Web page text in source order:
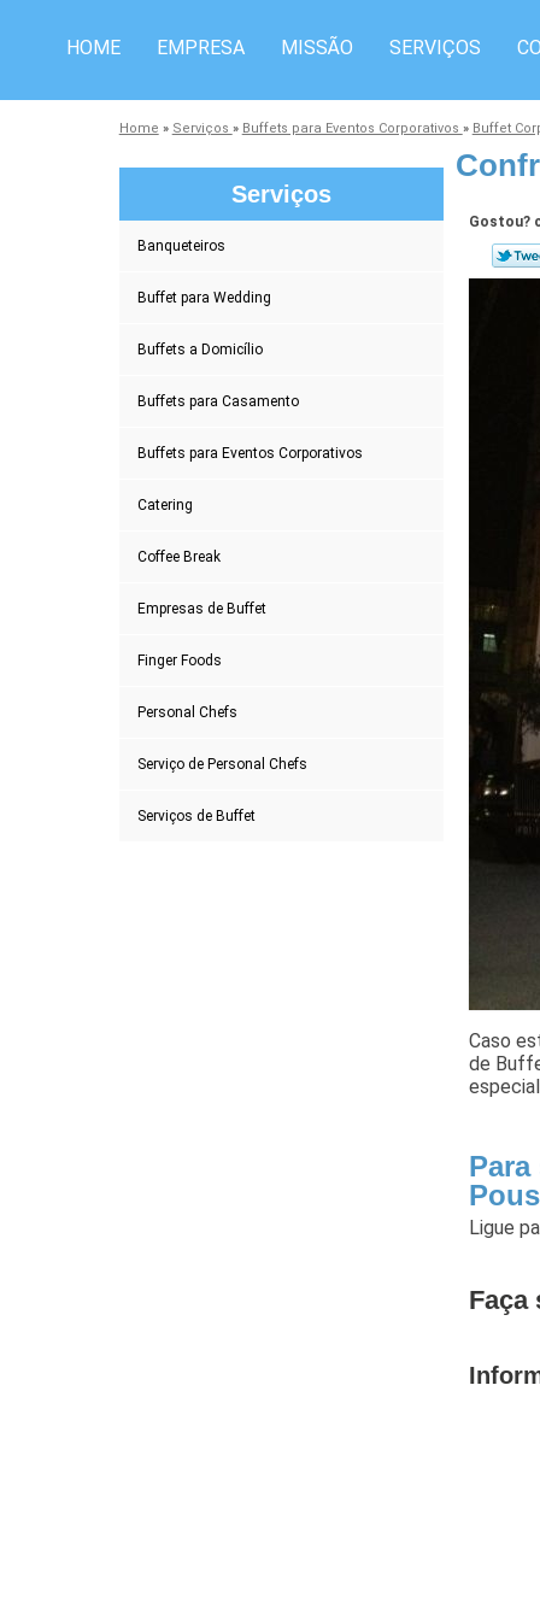
HOME EMPRESA MISSÃO SERVIÇOS
Home » Serviços » Buffets para Eventos Corporativos » Buffet
Serviços
Banqueteiros
Buffet para Wedding
Buffets a Domicílio
Buffets para Casamento
Buffets para Eventos Corporativos
Catering
Coffee Break
Empresas de Buffet
Finger Foods
Personal Chefs
Serviço de Personal Chefs
Serviços de Buffet
Gostou?
Caso
de
Ligue
Faça